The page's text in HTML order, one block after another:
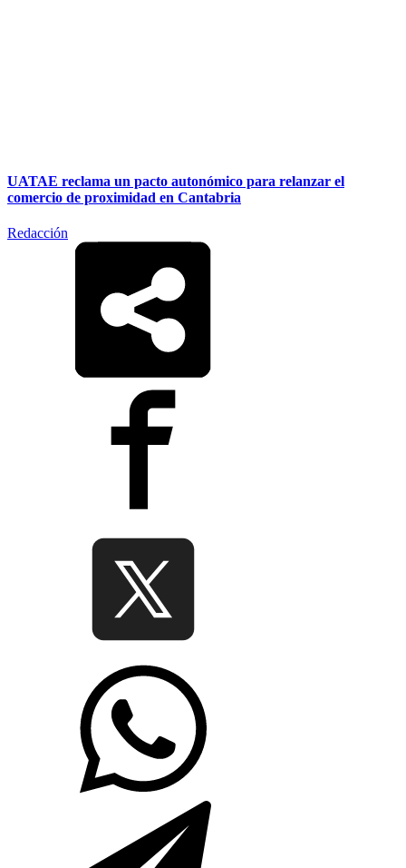
UATAE reclama un pacto autonómico para relanzar el
comercio de proximidad en Cantabria
Redacción